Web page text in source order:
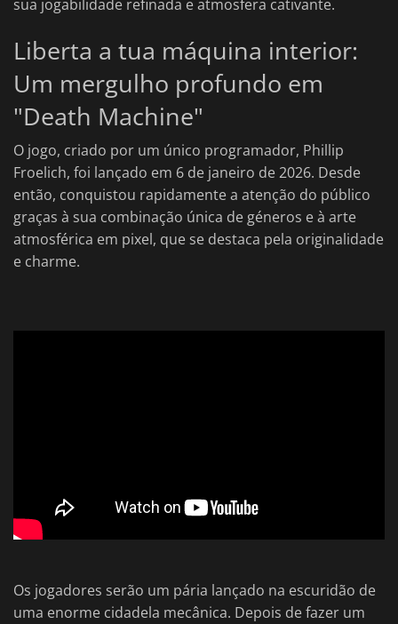
sua jogabilidade refinada e atmosfera cativante.
Liberta a tua máquina interior:
Um mergulho profundo em
"Death Machine"
O jogo, criado por um único programador, Phillip
Froelich, foi lançado em 6 de janeiro de 2026. Desde
então, conquistou rapidamente a atenção do público
graças à sua combinação única de géneros e à arte
atmosférica em pixel, que se destaca pela originalidade
e charme.
Os jogadores serão um pária lançado na escuridão de
uma enorme cidadela mecânica. Depois de fazer um